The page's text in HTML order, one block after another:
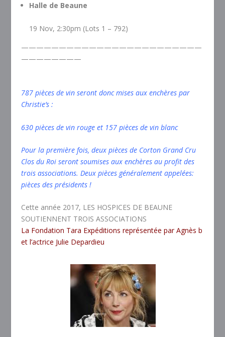
Halle de Beaune
19 Nov, 2:30pm (Lots 1 – 792)
————————————————————————
————————
787 pièces de vin seront donc mises aux enchères par
Christie’s :
630 pièces de vin rouge et 157 pièces de vin blanc
Pour la première fois, deux pièces de Corton Grand Cru
Clos du Roi seront soumises aux enchères au profit des
trois associations. Deux pièces généralement appelées:
pièces des présidents !
Cette année 2017, LES HOSPICES DE BEAUNE
SOUTIENNENT TROIS ASSOCIATIONS
La Fondation Tara Expéditions représentée par Agnès b
et l’actrice Julie Depardieu